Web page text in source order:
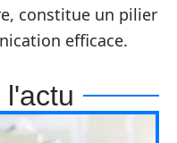
constitue un pilier
efficace.